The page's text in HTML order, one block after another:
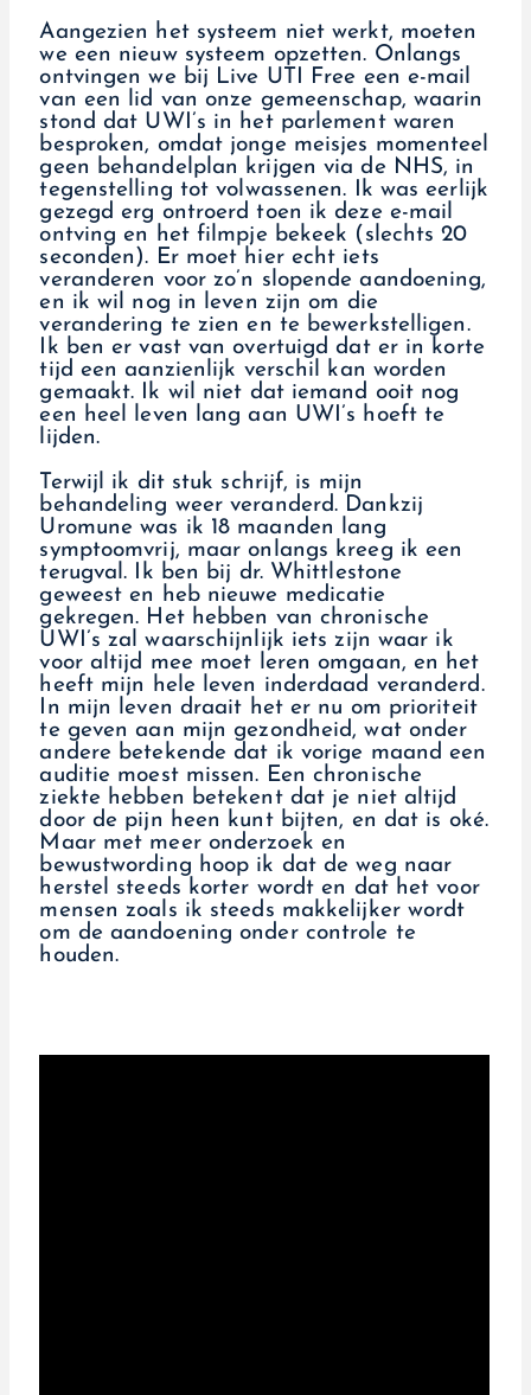
Aangezien het systeem niet werkt, moeten
we een nieuw systeem opzetten. Onlangs
ontvingen we bij Live UTI Free een e-mail
van een lid van onze gemeenschap, waarin
stond dat UWI’s in het parlement waren
besproken, omdat jonge meisjes momenteel
geen behandelplan krijgen via de NHS, in
tegenstelling tot volwassenen. Ik was eerlijk
gezegd erg ontroerd toen ik deze e-mail
ontving en het filmpje bekeek (slechts 20
seconden). Er moet hier echt iets
veranderen voor zo’n slopende aandoening,
en ik wil nog in leven zijn om die
verandering te zien en te bewerkstelligen.
Ik ben er vast van overtuigd dat er in korte
tijd een aanzienlijk verschil kan worden
gemaakt. Ik wil niet dat iemand ooit nog
een heel leven lang aan UWI’s hoeft te
lijden.
Terwijl ik dit stuk schrijf, is mijn
behandeling weer veranderd. Dankzij
Uromune was ik 18 maanden lang
symptoomvrij, maar onlangs kreeg ik een
terugval. Ik ben bij dr. Whittlestone
geweest en heb nieuwe medicatie
gekregen. Het hebben van chronische
UWI’s zal waarschijnlijk iets zijn waar ik
voor altijd mee moet leren omgaan, en het
heeft mijn hele leven inderdaad veranderd.
In mijn leven draait het er nu om prioriteit
te geven aan mijn gezondheid, wat onder
andere betekende dat ik vorige maand een
auditie moest missen. Een chronische
ziekte hebben betekent dat je niet altijd
door de pijn heen kunt bijten, en dat is oké.
Maar met meer onderzoek en
bewustwording hoop ik dat de weg naar
herstel steeds korter wordt en dat het voor
mensen zoals ik steeds makkelijker wordt
om de aandoening onder controle te
houden.